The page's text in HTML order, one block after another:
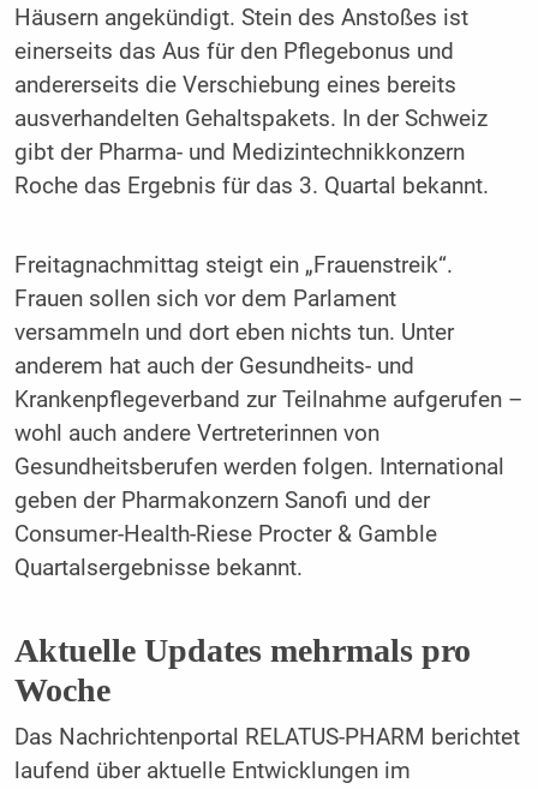
Häusern angekündigt. Stein des Anstoßes ist
einerseits das Aus für den Pflegebonus und
andererseits die Verschiebung eines bereits
ausverhandelten Gehaltspakets. In der Schweiz
gibt der Pharma- und Medizintechnikkonzern
Roche das Ergebnis für das 3. Quartal bekannt.
Freitagnachmittag steigt ein „Frauenstreik“.
Frauen sollen sich vor dem Parlament
versammeln und dort eben nichts tun. Unter
anderem hat auch der Gesundheits- und
Krankenpflegeverband zur Teilnahme aufgerufen –
wohl auch andere Vertreterinnen von
Gesundheitsberufen werden folgen. International
geben der Pharmakonzern Sanofi und der
Consumer-Health-Riese Procter & Gamble
Quartalsergebnisse bekannt.
Aktuelle Updates mehrmals pro
Woche
Das Nachrichtenportal RELATUS-PHARM berichtet
laufend über aktuelle Entwicklungen im